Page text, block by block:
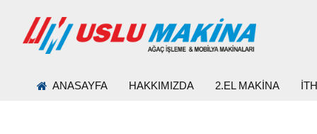
ANASAYFA HAKKIMIZDA 2.EL MAKİNA